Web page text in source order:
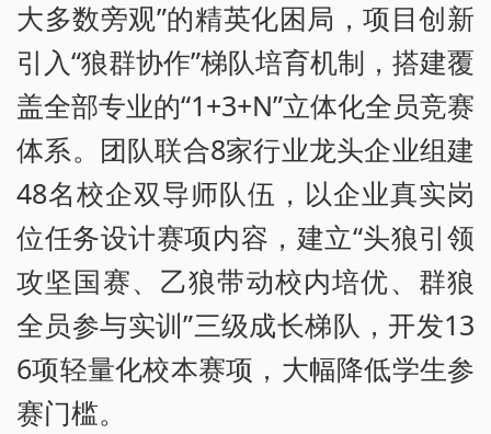
大多数旁观”的精英化困局，项目创新
引入“狼群协作”梯队培育机制，搭建覆
盖全部专业的“1+3+N”立体化全员竞赛
体系。团队联合8家行业龙头企业组建
48名校企双导师队伍，以企业真实岗
位任务设计赛项内容，建立“头狼引领
攻坚国赛、乙狼带动校内培优、群狼
全员参与实训”三级成长梯队，开发13
6项轻量化校本赛项，大幅降低学生参
赛门槛。